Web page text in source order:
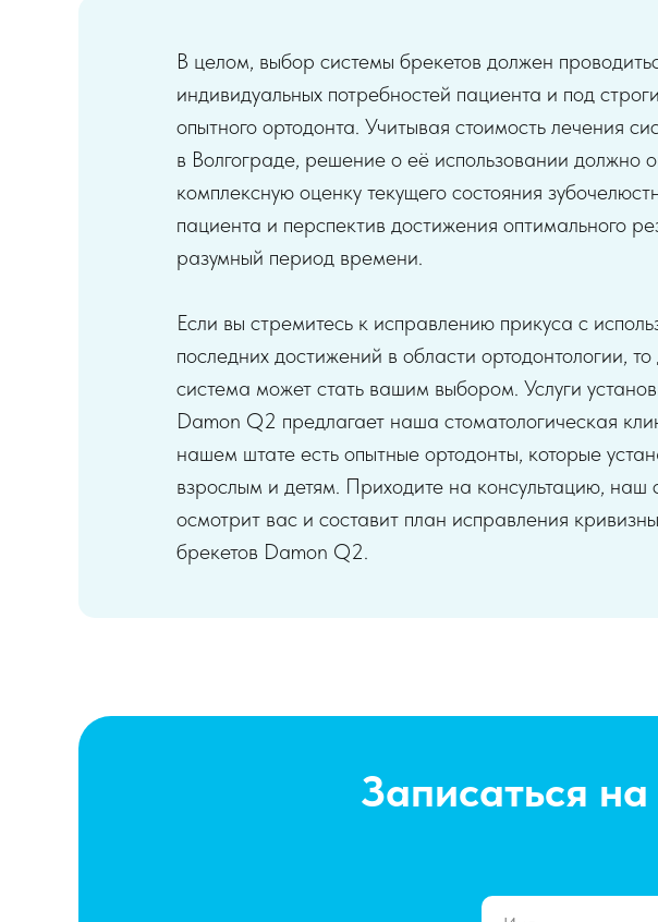
В целом, выбор системы брекетов должен
индивидуальных потребностей пациента и под
опытного ортодонта. Учитывая стоимость лечения
в Волгограде, решение о её использовании должно
комплексную оценку текущего состояния
пациента и перспектив достижения оптимального
разумный период времени.
Если вы стремитесь к исправлению прикуса с
последних достижений в области ортодонтологии,
система может стать вашим выбором. Услуги
Damon Q2 предлагает наша стоматологическая
нашем штате есть опытные ортодонты, которые
взрослым и детям. Приходите на консультацию, наш
осмотрит вас и составит план исправления
брекетов Damon Q2.
Записаться